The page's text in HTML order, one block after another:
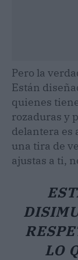
Pero la
Están
quienes
rozaduras y
delantera es
una tira de
ajustas a ti,
LO